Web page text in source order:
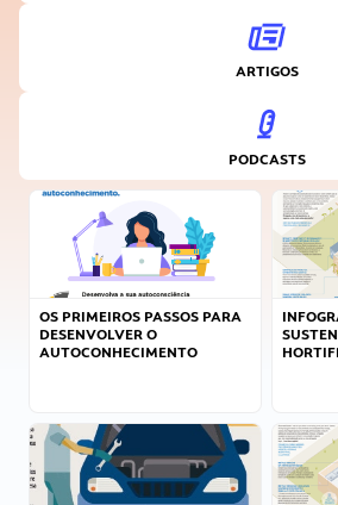
ARTIGOS
PODCASTS
OS PRIMEIROS PASSOS PARA
DESENVOLVER O
AUTOCONHECIMENTO